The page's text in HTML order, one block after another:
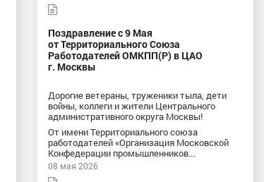
Поздравление с 9 Мая
от Территориального Союза
Работодателей ОМКПП(Р) в ЦАО
г. Москвы
Дорогие ветераны, труженики тыла, дети
войны, коллеги и жители Центрального
административного округа Москвы!
От имени Территориального союза
работодателей «Организация Московской
Конфедерации промышленников...
08 мая 2026